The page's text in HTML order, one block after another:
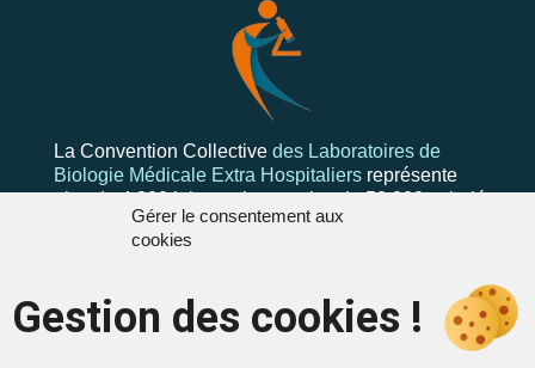
Gérer le consentement aux
cookies
Gestion des cookies !
La Convention Collective des Laboratoires de
Biologie Médicale Extra Hospitaliers représente
plus de 4 300 laboratoires et plus de 50 000 salariés
Mentions Contactez-nous